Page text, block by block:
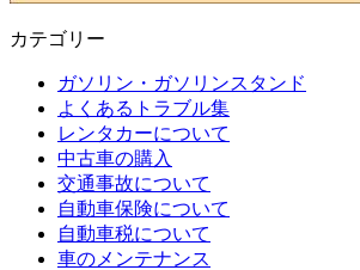
カテゴリー
ガソリン・ガソリンスタンド
よくあるトラブル集
レンタカーについて
中古車の購入
交通事故について
自動車保険について
自動車税について
車のメンテナンス